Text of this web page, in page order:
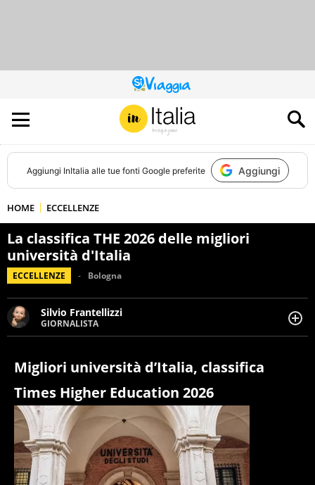
QUESTO
SITO
CONTRIBUISCE
ALL’AUDIENCE
DI
Aggiungi InItalia alle tue fonti Google preferite Aggiungi
HOME ECCELLENZE
La classifica THE 2026 delle migliori
università d'Italia
ECCELLENZE Bologna
Silvio Frantellizzi
GIORNALISTA
Giornalista pubblicista. Da oltre dieci anni si occupa di
cronaca, motori, spettacolo e videogame.
Migliori università d’Italia, classifica
Times Higher Education 2026